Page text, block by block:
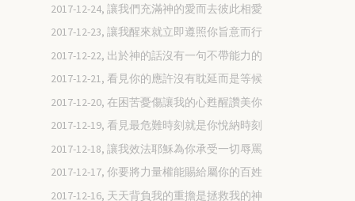
2017-12-24, 讓我們充滿神的愛而去彼此相愛
2017-12-23, 讓我醒來就立即遵照你旨意而行
2017-12-22, 出於神的話沒有一句不帶能力的
2017-12-21, 看見你的應許沒有耽延而是等候
2017-12-20, 在困苦憂傷讓我的心甦醒讚美你
2017-12-19, 看見最危難時刻就是你悅納時刻
2017-12-18, 讓我效法耶穌為你承受一切辱罵
2017-12-17, 你要將力量權能賜給屬你的百姓
2017-12-16, 天天背負我的重擔是拯救我的神